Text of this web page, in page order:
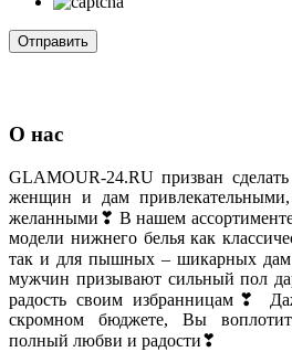
О нас
GLAMOUR-24.RU призван
женщин и дам
желанными❣ В нашем
модели нижнего белья как
так и для пышных – шикарных
мужчин призывают сильный пол
радость своим избранницам❣
скромном бюджете, Вы
полный любви и радости❣